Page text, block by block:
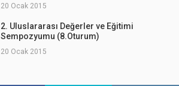
20 Ocak 2015
2. Uluslararası Değerler ve Eğitimi
Sempozyumu (8.Oturum)
20 Ocak 2015